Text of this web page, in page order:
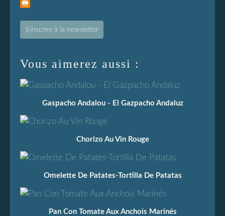
S'inscrire à la newsletter
Vous aimerez aussi :
Gaspacho Andalou - El Gazpacho Andaluz
Chorizo Au Vin Rouge
Omelette De Patates-Tortilla De Patatas
Pan Con Tomate Aux Anchois Marinés